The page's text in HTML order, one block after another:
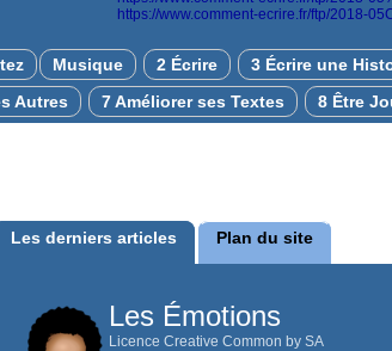
https://www.comment-ecrire.fr/ftp/2018-
Musique 2 Écrire 3 Écrire une
Autres
7 Améliorer ses Textes 8 Être
Les derniers articles Plan du site
Les Émotions
Licence Creative Common by SA